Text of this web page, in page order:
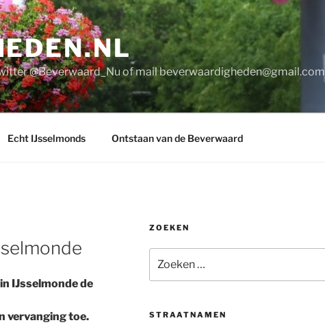
@Beverwaard_Nu of mailbeverwaardigheden@gmail.com
Echt IJsselmonds Ontstaan van de Beverwaard
IJsselmonde de
vervanging toe.
ZOEKEN
naar:
STRAATNAMEN